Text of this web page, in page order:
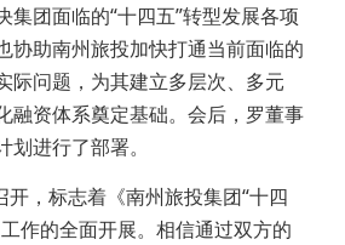
集团面临的“十四五”转型发展各项
协助南州旅投加快打通当前面临的
际问题，为其建立多层次、多元
融资体系奠定基础。会后，罗董事
进行了部署。
开，标志着《南州旅投集团“十四
作的全面开展。相信通过双方的